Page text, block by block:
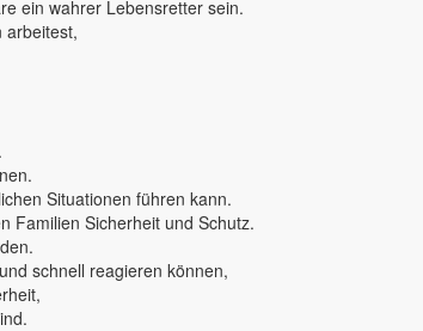
ein wahrer Lebensretter sein.
arbeitest,
Situationen führen kann.
Familien Sicherheit und Schutz.
schnell reagieren können,